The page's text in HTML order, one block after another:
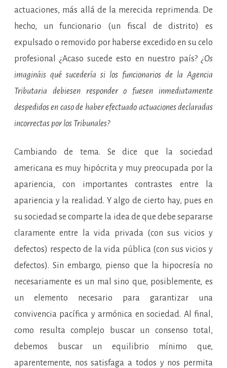
actuaciones, más allá de la merecida reprimenda. De
hecho, un funcionario (un fiscal de distrito) es
expulsado o removido por haberse excedido en su celo
profesional ¿Acaso sucede esto en nuestro país?¿Os
imagináis qué sucedería si los funcionarios de la Agencia
Tributaria debiesen responder o fuesen inmediatamente
despedidos en caso de haber efectuado actuaciones declaradas
incorrectas por los Tribunales?
Cambiando de tema. Se dice que la sociedad
americana es muy hipócrita y muy preocupada por la
apariencia, con importantes contrastes entre la
apariencia y la realidad. Y algo de cierto hay, pues en
su sociedad se comparte la idea de que debe separarse
claramente entre la vida privada (con sus vicios y
defectos) respecto de la vida pública (con sus vicios y
defectos). Sin embargo, pienso que la hipocresía no
necesariamente es un mal sino que, posiblemente, es
un elemento necesario para garantizar una
convivencia pacífica y armónica en sociedad. Al final,
como resulta complejo buscar un consenso total,
debemos buscar un equilibrio mínimo que,
aparentemente, nos satisfaga a todos y nos permita